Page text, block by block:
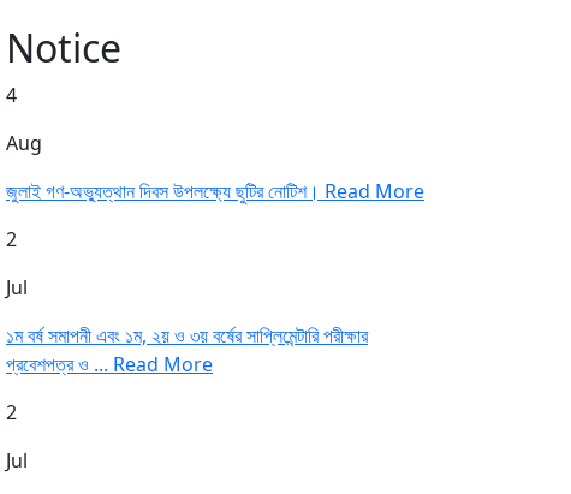
Notice
4
Aug
জুলাই গণ-অভ্যুত্থান দিবস উপলক্ষ্যে ছুটির নোটিশ। Read More
2
Jul
১ম বর্ষ সমাপনী এবং ১ম, ২য় ও ৩য় বর্ষের সাপ্লিমেন্টারি পরীক্ষার
প্রবেশপত্র ও ... Read More
2
Jul